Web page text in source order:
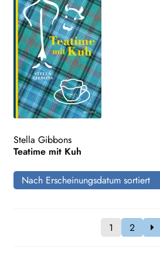
Stella Gibbons
Teatime mit Kuh
Nach Erscheinungsdatum sortiert
1 2